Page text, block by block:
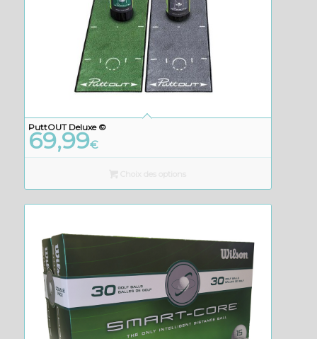
PuttOUT Deluxe ©
69,99€